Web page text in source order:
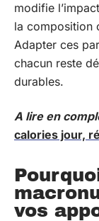
modifie
la composition
Adapter ces
chacun reste
durables.
A lire en
calories jour,
vos